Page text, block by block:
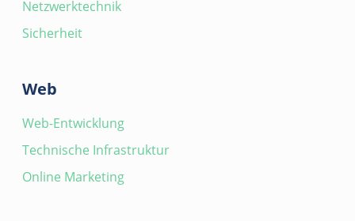
Netzwerktechnik
Sicherheit
Web
Web-Entwicklung
Technische Infrastruktur
Online Marketing